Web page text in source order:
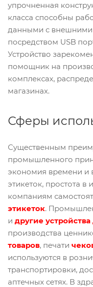
упрочненная
класса способны
данными с внешними
посредством USB
Устройство
помощник на
комплексах,
магазинах.
Сферы
Существенным
промышленного
экономия времени и
этикеток, простота в
компаниям
этикеток.
и другие
производства
товаров, печати
используются в
транспортировки,
аптечных сетях. В